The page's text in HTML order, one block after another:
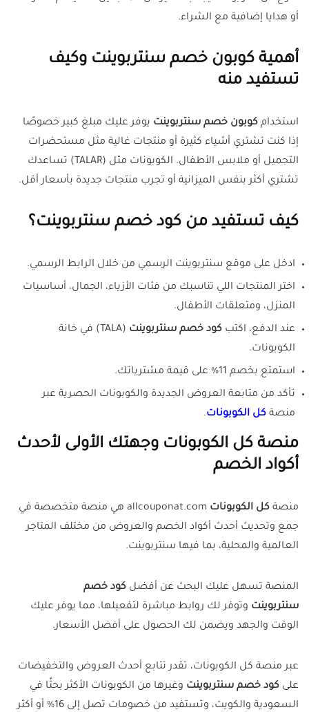
أو هدايا إضافية مع الشراء.
أهمية كوبون خصم سنتربوينت وكيف
تستفيد منه
استخدام كوبون خصم سنتربوينت يوفر عليك مبلغ كبير خصوصًا
إذا كنت تشتري أشياء كثيرة أو منتجات غالية مثل مستحضرات
التجميل أو ملابس الأطفال. الكوبونات مثل (TALAR) تساعدك
تشتري أكثر بنفس الميزانية أو تجرب منتجات جديدة بأسعار أقل.
كيف تستفيد من كود خصم سنتربوينت؟
ادخل على موقع سنتربوينت الرسمي من خلال الرابط الرسمي.
اختر المنتجات اللي تناسبك من فئات الأزياء، الجمال، أساسيات
المنزل، ومتعلقات الأطفال.
عند الدفع، اكتب كود خصم سنتربوينت
(TALA) في خانة
الكوبونات.
استمتع بخصم 11% على قيمة مشترياتك.
تأكد من متابعة العروض الجديدة والكوبونات الحصرية عبر
منصة كل الكوبونات.
منصة كل الكوبونات وجهتك الأولى لأحدث
أكواد الخصم
منصة كل الكوبونات
allcouponat.com هي منصة متخصصة في
جمع وتحديث أحدث أكواد الخصم والعروض من مختلف المتاجر
العالمية والمحلية، بما فيها سنتربوينت.
المنصة تسهل عليك البحث عن أفضل كود خصم
سنتربوينت وتوفر لك روابط مباشرة لتفعيلها، مما يوفر عليك
الوقت والجهد ويضمن لك الحصول على أفضل الأسعار.
عبر منصة كل الكوبونات، تقدر تتابع أحدث العروض والتخفيضات
على كود خصم سنتربوينت وغيرها من الكوبونات الأكثر بحثًا في
السعودية والكويت، وتستفيد من خصومات تصل إلى 16% أو أكثر